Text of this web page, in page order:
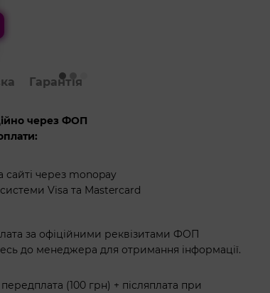
Гарантія
через ФОП
сайті через monopay
Visa та Mastercard
за офіційними реквізитами ФОП
до менеджера для отримання інформації.
(100 грн) + післяплата при